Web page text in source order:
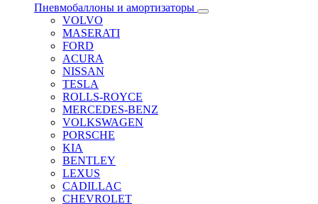
Пневмобаллоны и амортизаторы
VOLVO
MASERATI
FORD
ACURA
NISSAN
TESLA
ROLLS-ROYCE
MERCEDES-BENZ
VOLKSWAGEN
PORSCHE
KIA
BENTLEY
LEXUS
CADILLAC
CHEVROLET